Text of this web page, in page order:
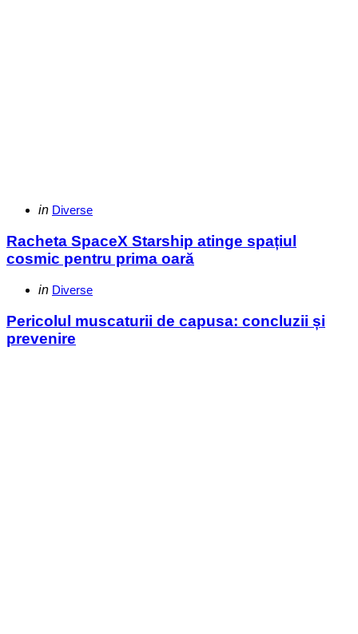
Categories
Posted
in Diverse
Racheta SpaceX Starship atinge spațiul
cosmic pentru prima oară
Categories
Posted
in Diverse
Pericolul muscaturii de capusa: concluzii și
prevenire